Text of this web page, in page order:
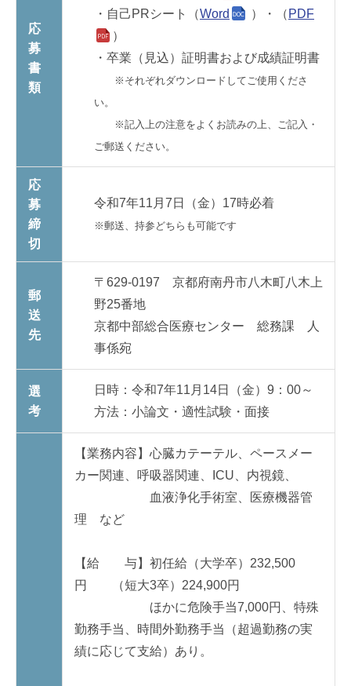
応
募
書
類
・自己PRシート（Word ）・（ PDF
）
・卒業（見込）証明書および成績証明書
※それぞれダウンロードしてご使用くださ
い。
※記入上の注意をよくお読みの上、ご記入・
ご郵送ください。
応
募
締
切
令和7年11月7日（金）17時必着
※郵送、持参どちらも可能です
郵
送
先
〒629-0197 京都府南丹市八木町八木上
野25番地
京都中部総合医療センター 総務課 人
事係宛
選
考
日時：令和7年11月14日（金）9：00～
方法：小論文・適性試験・面接
【業務内容】心臓カテーテル、ペースメー
カー関連、呼吸器関連、ICU、内視鏡、
血液浄化手術室、医療機器管
理 など
【給 与】 初任給 （大学卒）232,500
円 （短大3卒）224,900円
ほかに危険手当7,000円、特殊
勤務手当、時間外勤務手当（超過勤務の実
績に応じて支給）あり。